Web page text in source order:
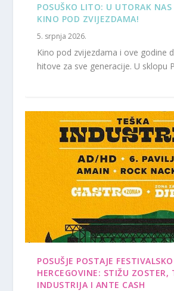
POSUŠKO LITO: U UTORAK NAS
KINO POD ZVIJEZDAMA!
5. srpnja 2026.
Kino pod zvijezdama i ove godine
hitove za sve generacije. U sklopu
POSUŠJE POSTAJE
HERCEGOVINE: STIŽU ZOSTER,
INDUSTRIJA I ANTE CASH